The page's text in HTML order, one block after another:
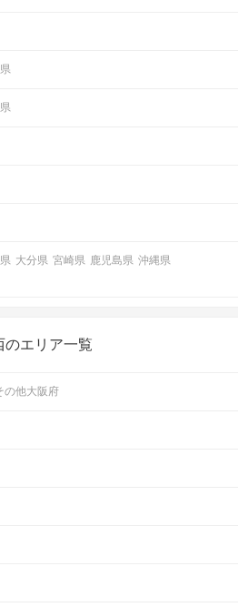
大分県 宮崎県 鹿児島県 沖縄県
のエリア一覧
の他大阪府